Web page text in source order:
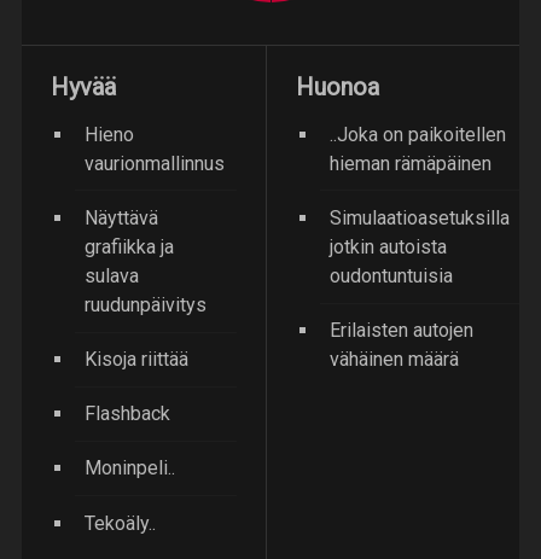
Hyvää
Hieno
vaurionmallinnus
Näyttävä
grafiikka ja
sulava
ruudunpäivitys
Kisoja riittää
Flashback
Moninpeli..
Tekoäly..
Huonoa
..Joka on paikoitellen
hieman rämäpäinen
Simulaatioasetuksilla
jotkin autoista
oudontuntuisia
Erilaisten autojen
vähäinen määrä